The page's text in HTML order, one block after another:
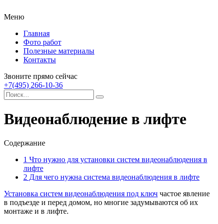
Меню
Главная
Фото работ
Полезные материалы
Контакты
Звоните прямо сейчас
+7(495) 266-10-36
Видеонаблюдение в лифте
Содержание
1 Что нужно для установки систем видеонаблюдения в
лифте
2 Для чего нужна система видеонаблюдения в лифте
Установка систем видеонаблюдения под ключ частое явление
в подъезде и перед домом, но многие задумываются об их
монтаже и в лифте.